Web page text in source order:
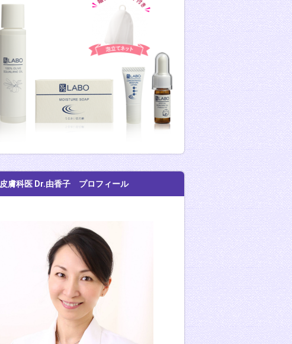
皮膚科医 Dr.由香子 プロフィール